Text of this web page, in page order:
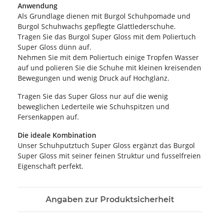
Anwendung
Als Grundlage dienen mit Burgol Schuhpomade und
Burgol Schuhwachs gepflegte Glattlederschuhe.
Tragen Sie das Burgol Super Gloss mit dem Poliertuch
Super Gloss dünn auf.
Nehmen Sie mit dem Poliertuch einige Tropfen Wasser
auf und polieren Sie die Schuhe mit kleinen kreisenden
Bewegungen und wenig Druck auf Hochglanz.
Tragen Sie das Super Gloss nur auf die wenig
beweglichen Lederteile wie Schuhspitzen und
Fersenkappen auf.
Die ideale Kombination
Unser Schuhputztuch Super Gloss ergänzt das Burgol
Super Gloss mit seiner feinen Struktur und fusselfreien
Eigenschaft perfekt.
Angaben zur Produktsicherheit